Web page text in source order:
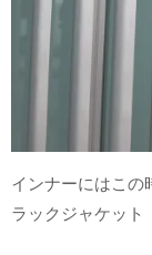
インナーにはこの
ラックジャケット